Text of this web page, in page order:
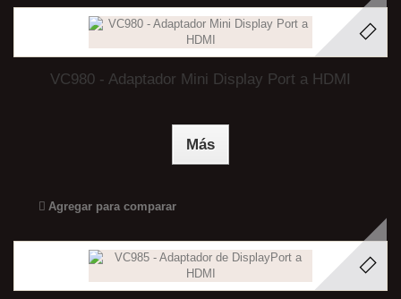
VC980 - Adaptador Mini Display Port a HDMI
Más
Agregar para comparar